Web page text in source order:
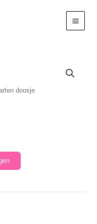
doosje